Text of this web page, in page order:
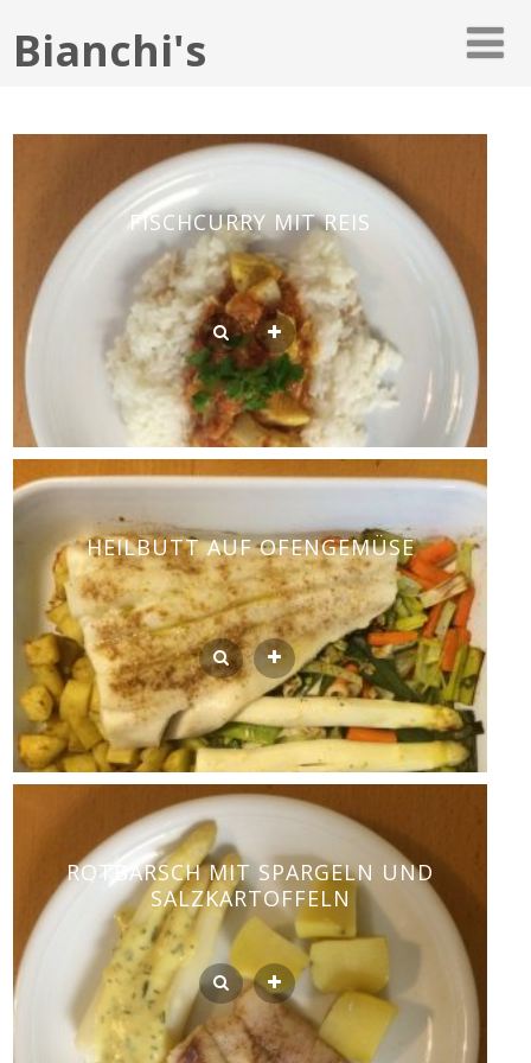
Bianchi's
FISCHCURRY MIT REIS
HEILBUTT AUF OFENGEMÜSE
ROTBARSCH MIT SPARGELN UND
SALZKARTOFFELN